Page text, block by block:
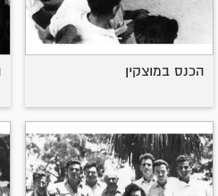
הכנס במוצקין